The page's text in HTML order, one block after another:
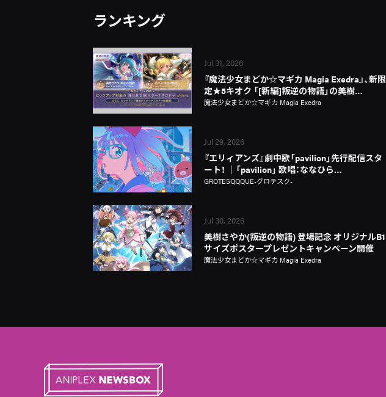
ランキング
Jul 31, 2026
『魔法少女まどか☆マギカ Magia Exedra』、新限
定★5キオク 「[新編]叛逆の物語」の美樹…
魔法少女まどか☆マギカ Magia Exedra
Jul 29, 2026
『エリィアンズ』劇中歌「pavilion」先行配信スタ
ート！ │「pavilion」 歌唱：ななひら…
GROTESQQQUE-グロテスク-
Jul 30, 2026
美樹さやか(叛逆の物語) 登場記念 オリジナルB1
サイズポスタープレゼントキャンペーン開催
魔法少女まどか☆マギカ Magia Exedra